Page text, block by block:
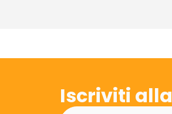
Iscriviti alla